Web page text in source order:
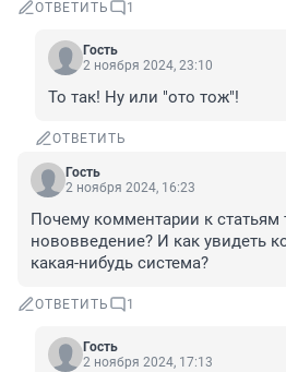
ОТВЕТИТЬ 1
Гость
2 ноября 2024, 23:10
То так! Ну или "ото тож"!
ОТВЕТИТЬ
Гость
2 ноября 2024, 16:23
Почему комментарии к статьям
нововведение? И как увидеть
какая-нибудь система?
ОТВЕТИТЬ 1
Гость
2 ноября 2024, 17:13